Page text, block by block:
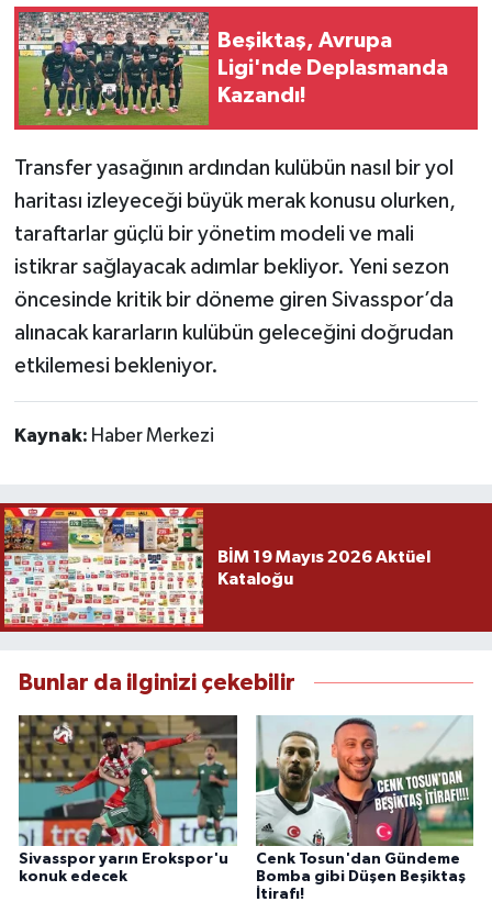
Beşiktaş, Avrupa
Ligi'nde Deplasmanda
Kazandı!
Transfer yasağının ardından kulübün nasıl bir yol
haritası izleyeceği büyük merak konusu olurken,
taraftarlar güçlü bir yönetim modeli ve mali
istikrar sağlayacak adımlar bekliyor. Yeni sezon
öncesinde kritik bir döneme giren Sivasspor’da
alınacak kararların kulübün geleceğini doğrudan
etkilemesi bekleniyor.
Kaynak: Haber Merkezi
BİM 19 Mayıs 2026 Aktüel
Kataloğu
Bunlar da ilginizi çekebilir
Sivasspor yarın Erokspor'u
konuk edecek
Cenk Tosun'dan Gündeme
Bomba gibi Düşen Beşiktaş
İtirafı!